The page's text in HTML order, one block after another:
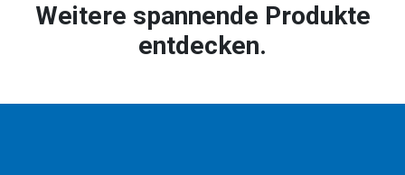
Weitere spannende Produkte
entdecken.